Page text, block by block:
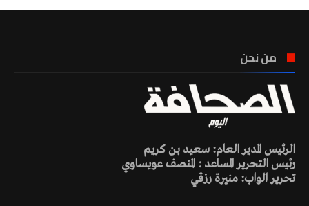
من نحن
الرئيس المدير العام: سعيد بن كريم
رئيس التحرير المساعد : المنصف عويساوي
تحرير الواب: منيرة رزقي